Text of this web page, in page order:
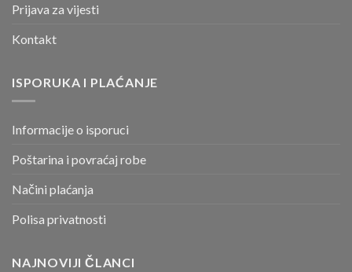
Prijava za vijesti
Kontakt
ISPORUKA I PLAĆANJE
Informacije o isporuci
Poštarina i povraćaj robe
Načini plaćanja
Polisa privatnosti
NAJNOVIJI ČLANCI